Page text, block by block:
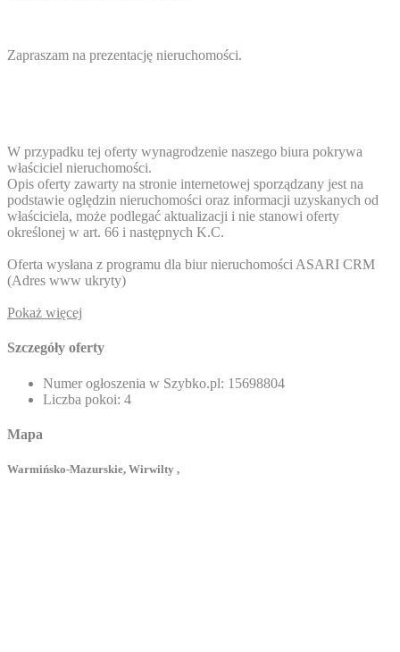
Zapraszam na prezentację nieruchomości.
W przypadku tej oferty wynagrodzenie naszego biura pokrywa
właściciel nieruchomości.
Opis oferty zawarty na stronie internetowej sporządzany jest na
podstawie oględzin nieruchomości oraz informacji uzyskanych od
właściciela, może podlegać aktualizacji i nie stanowi oferty
określonej w art. 66 i następnych K.C.
Oferta wysłana z programu dla biur nieruchomości ASARI CRM
(Adres www ukryty)
Pokaż więcej
Szczegóły oferty
Numer ogłoszenia w Szybko.pl: 15698804
Liczba pokoi: 4
Mapa
Warmińsko-Mazurskie, Wirwilty ,